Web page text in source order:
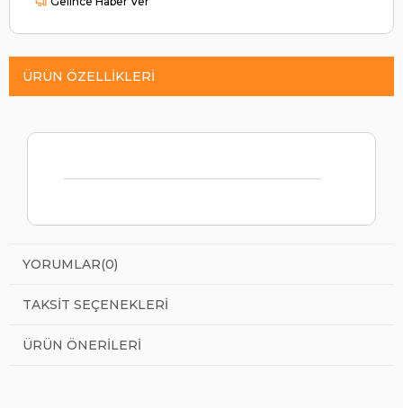
ÜRÜN ÖZELLIKLERI
YORUMLAR(0)
TAKSIT SEÇENEKLERI
ÜRÜN ÖNERILERI